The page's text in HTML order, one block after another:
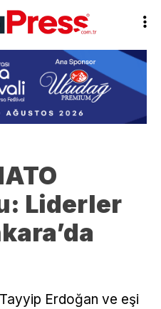
Liderler
Erdoğan ve eşi